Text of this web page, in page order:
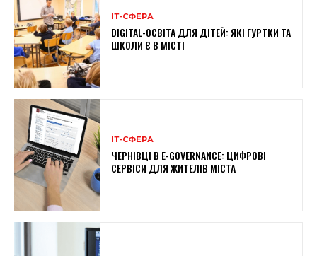
ІТ-СФЕРА
DIGITAL-ОСВІТА ДЛЯ ДІТЕЙ: ЯКІ ГУРТКИ ТА
ШКОЛИ Є В МІСТІ
ІТ-СФЕРА
ЧЕРНІВЦІ В E-GOVERNANCE: ЦИФРОВІ
СЕРВІСИ ДЛЯ ЖИТЕЛІВ МІСТА